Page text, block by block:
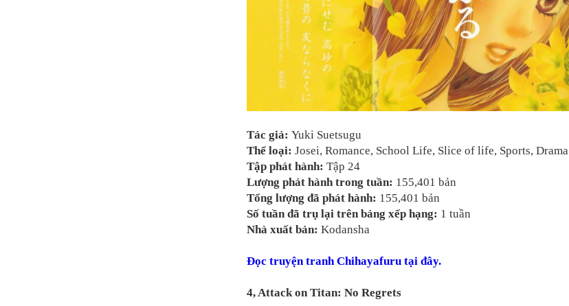
Tác giả: Yuki Suetsugu
Thể loại: Josei, Romance, School Life, Slice of life, Sports, Drama
Tập phát hành: Tập 24
Lượng phát hành trong tuần: 155,401 bản
Tổng lượng đã phát hành: 155,401 bản
Số tuần đã trụ lại trên bảng xếp hạng: 1 tuần
Nhà xuất bản: Kodansha
Đọc truyện tranhChihayafuru tại đây.
4, Attack on Titan: No Regrets